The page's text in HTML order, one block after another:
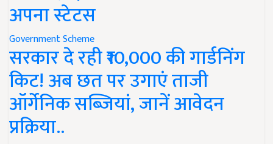
अपना स्टेटस
Government Scheme
सरकार दे रही ₹10,000 की गार्डनिंग
किट! अब छत पर उगाएं ताजी
ऑर्गेनिक सब्जियां, जानें आवेदन
प्रक्रिया..